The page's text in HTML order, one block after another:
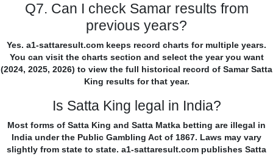
Q7. Can I check Samar results from
previous years?
Yes. a1-sattaresult.com keeps record charts for multiple years.
You can visit the charts section and select the year you want
(2024, 2025, 2026) to view the full historical record of Samar Satta
King results for that year.
Is Satta King legal in India?
Most forms of Satta King and Satta Matka betting are illegal in
India under the Public Gambling Act of 1867. Laws may vary
slightly from state to state. a1-sattaresult.com publishes Satta